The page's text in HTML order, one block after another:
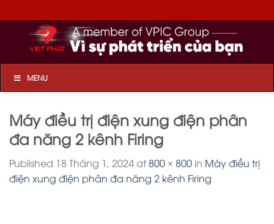
to
content
MENU
Máy điều trị điện xung điện phân
đa năng 2 kênh Firing
Published 18 Tháng 1, 2024at800 × 800 in Máy điều trị
điện xung điện phân đa năng 2 kênh Firing